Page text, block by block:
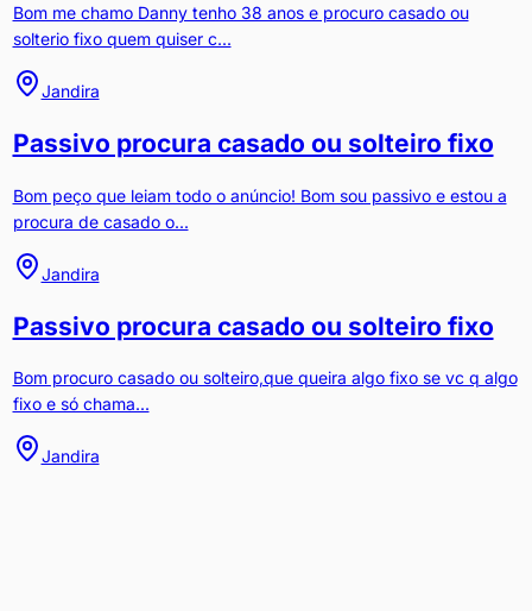
Bom me chamo Danny tenho 38 anos e procuro casado ou
solterio fixo quem quiser c...
Jandira
Passivo procura casado ou solteiro fixo
Bom peço que leiam todo o anúncio! Bom sou passivo e estou a
procura de casado o...
Jandira
Passivo procura casado ou solteiro fixo
Bom procuro casado ou solteiro,que queira algo fixo se vc q algo
fixo e só chama...
Jandira